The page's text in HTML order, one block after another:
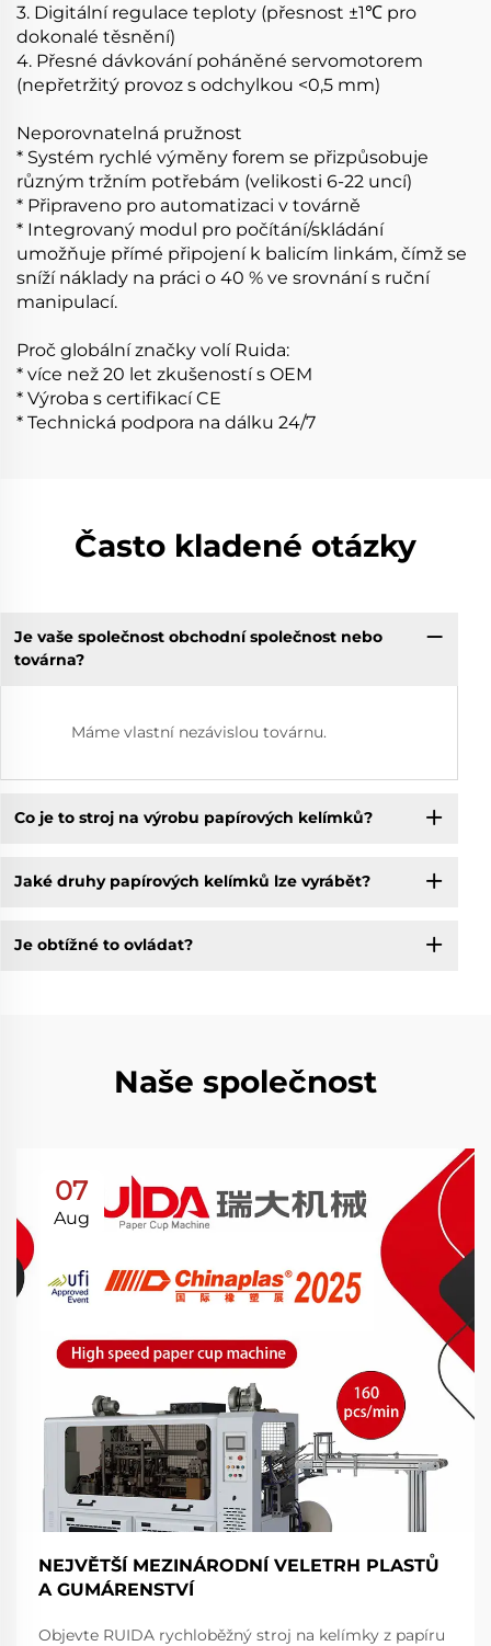
3. Digitální regulace teploty (přesnost ±1℃ pro
dokonalé těsnění)
4. Přesné dávkování poháněné servomotorem
(nepřetržitý provoz s odchylkou <0,5 mm)
Neporovnatelná pružnost
* Systém rychlé výměny forem se přizpůsobuje
různým tržním potřebám (velikosti 6-22 uncí)
* Připraveno pro automatizaci v továrně
* Integrovaný modul pro počítání/skládání
umožňuje přímé připojení k balicím linkám, čímž se
sníží náklady na práci o 40 % ve srovnání s ruční
manipulací.
Proč globální značky volí Ruida:
* více než 20 let zkušeností s OEM
* Výroba s certifikací CE
* Technická podpora na dálku 24/7
Často kladené otázky
Je vaše společnost obchodní společnost nebo
továrna?
Máme vlastní nezávislou továrnu.
Co je to stroj na výrobu papírových kelímků?
Jaké druhy papírových kelímků lze vyrábět?
Je obtížné to ovládat?
Naše společnost
07
Aug
NEJVĚTŠÍ MEZINÁRODNÍ VELETRH PLASTŮ
A GUMÁRENSTVÍ
Objevte RUIDA rychloběžný stroj na kelímky z papíru